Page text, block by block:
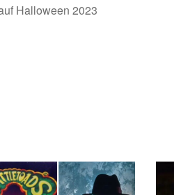
Halloween 2023